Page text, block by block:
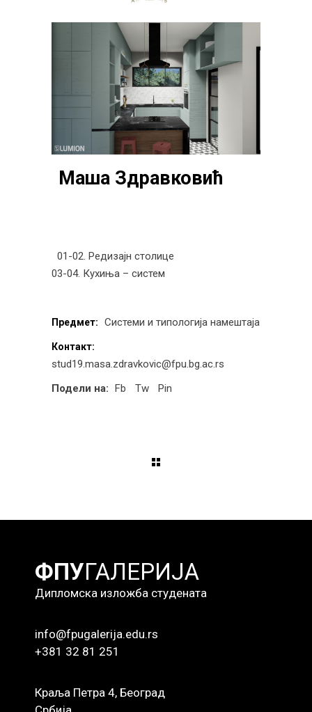
Маша Здравковић
01-02. Редизајн столице
03-04. Кухиња – систем
Предмет: Системи и типологија намештаја
Контакт:
stud19.masa.zdravkovic@fpu.bg.ac.rs
Подели на: Fb Tw Pin
ФПУГАЛЕРИЈА
Дипломска изложба студената
info@fpugalerija.edu.rs
+381 32 81 251
Краља Петра 4, Београд